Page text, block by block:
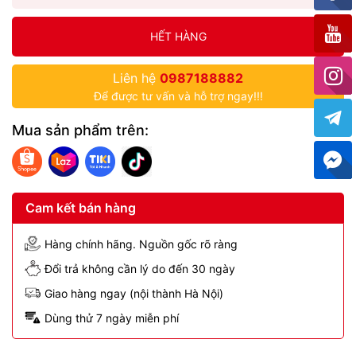
HẾT HÀNG
Liên hệ 0987188882
Để được tư vấn và hỗ trợ ngay!!!
Mua sản phẩm trên:
Cam kết bán hàng
Hàng chính hãng. Nguồn gốc rõ ràng
Đổi trả không cần lý do đến 30 ngày
Giao hàng ngay (nội thành Hà Nội)
Dùng thử 7 ngày miễn phí